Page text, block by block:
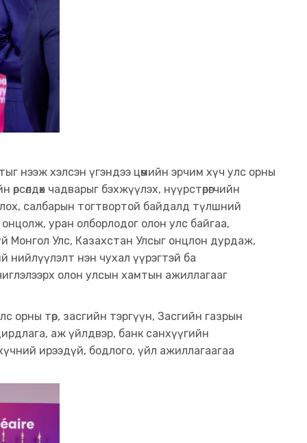
нээж хэлсэн үгэндээ цөмийн эрчим хүч улс орны
чадварыг бэхжүүлэх, нүүрстөрөгчийн
салбарын тогтвортой байдалд түлшний
уран олборлодог олон улс байгаа,
Монгол Улс, Казахстан Улсыг онцлон дурдаж,
нийлүүлэлт нэн чухал үүрэгтэй ба
олон улсын хамтын ажиллагааг
орны төр, засгийн тэргүүн, Засгийн газрын
аж үйлдвэр, банк санхүүгийн
хүчний ирээдүй, бодлого, үйл ажиллагаагаа